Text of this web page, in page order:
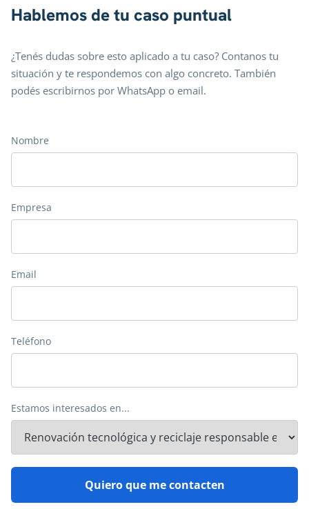
Hablemos de tu caso puntual
¿Tenés dudas sobre esto aplicado a tu caso? Contanos tu
situación y te respondemos con algo concreto. También
podés escribirnos por WhatsApp o email.
Nombre
Empresa
Email
Teléfono
Estamos interesados en...
Quiero que me contacten